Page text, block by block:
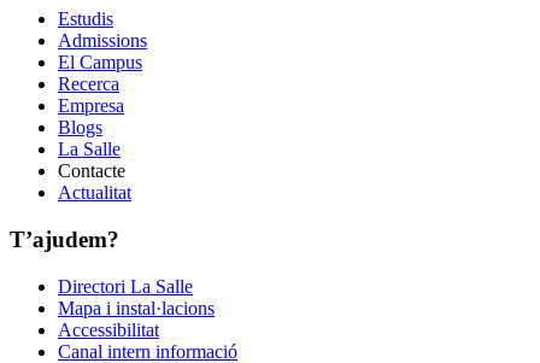
Estudis
Admissions
El Campus
Recerca
Empresa
Blogs
La Salle
Contacte
Actualitat
T’ajudem?
Directori La Salle
Mapa i instal·lacions
Accessibilitat
Canal intern informació